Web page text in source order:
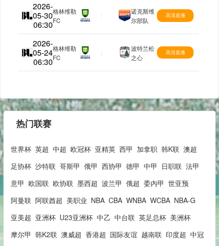
2026-
05-30
06:30
美甲
格林维勒
FC
:
诺克斯维
尔部队
高清直播
2026-
05-24
06:30
美甲
格林维勒
FC
:
波特兰松
之心
高清直播
热门联赛
世界杯 英超 中超 欧冠杯 亚精英 西甲 加拿职 韩K联 澳超
足协杯 沙特联 哥斯甲 俄甲 西协甲 德甲 中甲 日职联 法甲
意甲 欧国联 欧协联 墨西超 波兰甲 俄超 委内甲 世亚预
阿曼联 阿联酋超 美职业 NBA CBA WNBA WCBA NBA-G
亚美超 亚洲杯 U23亚洲杯 中乙 中台联 英足总杯 美洲杯
摩尔甲 韩K2联 澳威超 香港超 国际友谊 越南联 印度超 中冠